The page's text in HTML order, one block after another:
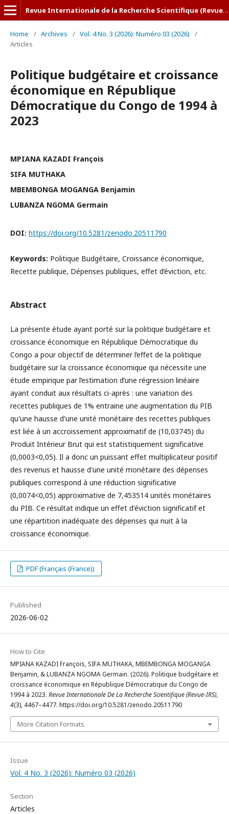
Revue Internationale de la Recherche Scientifique (Revue-IRS)
Home / Archives / Vol. 4 No. 3 (2026): Numéro 03 (2026)
/
Articles
Politique budgétaire et croissance
économique en République
Démocratique du Congo de 1994 à
2023
MPIANA KAZADI François
SIFA MUTHAKA
MBEMBONGA MOGANGA Benjamin
LUBANZA NGOMA Germain
DOI: https://doi.org/10.5281/zenodo.20511790
Keywords: Politique Budgétaire, Croissance économique,
Recette publique, Dépenses publiques, effet d’éviction, etc.
Abstract
La présente étude ayant porté sur la politique budgétaire et
croissance économique en République Démocratique du
Congo a pour objectif de déterminer l’effet de la politique
budgétaire sur la croissance économique qui nécessite une
étude empirique par l’estimation d’une régression linéaire
ayant conduit aux résultats ci-après : une variation des
recettes publiques de 1% entraine une augmentation du PIB
qu'une hausse d'une unité monétaire des recettes publiques
est liée à un accroissement approximatif de (10,03745) du
Produit Intérieur Brut qui est statistiquement significative
(0,0003<0,05). Il a donc un puissant effet multiplicateur positif
des revenus et hausse d'une unité monétaire des dépenses
publiques correspond à une réduction significative
(0,0074<0,05) approximative de 7,453514 unités monétaires
du PIB. Ce résultat indique un effet d'éviction significatif et
une répartition inadéquate des dépenses qui nuit à la
croissance économique.
PDF (Français (France))
Published
2026-06-02
How to Cite
MPIANA KAZADI François, SIFA MUTHAKA, MBEMBONGA MOGANGA
Benjamin, & LUBANZA NGOMA Germain. (2026). Politique budgétaire et
croissance économique en République Démocratique du Congo de
1994 à 2023. Revue Internationale De La Recherche Scientifique (Revue-IRS),
4(3), 4467–4477. https://doi.org/10.5281/zenodo.20511790
More Citation Formats
Issue
Vol. 4 No. 3 (2026): Numéro 03 (2026)
Section
Articles